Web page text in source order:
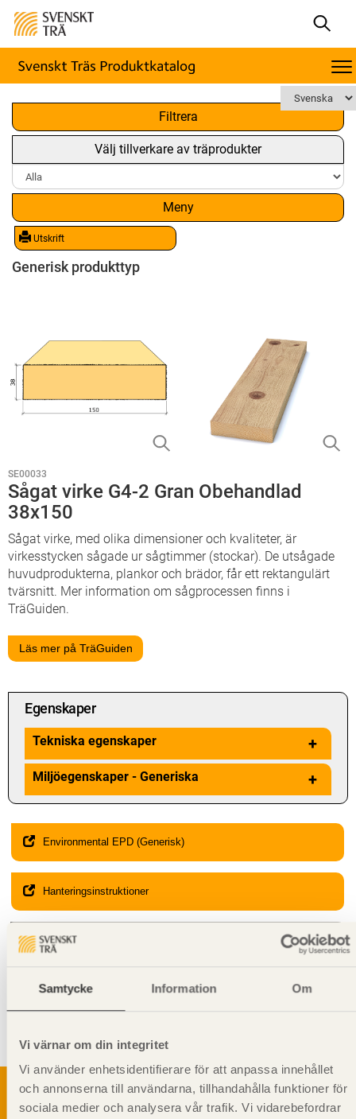
Samtycke Information Om
Vi värnar om din integritet
Vi använder enhetsidentifierare för att anpassa innehållet
och annonserna till användarna, tillhandahålla funktioner för
sociala medier och analysera vår trafik. Vi vidarebefordrar
Filtrera
Välj tillverkare av träprodukter
Meny
Utskrift
x
Generisk produkttyp
SE00033
Sågat virke G4-2 Gran Obehandlad
38x150
Sågat virke, med olika dimensioner och kvaliteter, är
virkesstycken sågade ur sågtimmer (stockar). De utsågade
huvudprodukterna, plankor och brädor, får ett rektangulärt
tvärsnitt. Mer information om sågprocessen finns i
TräGuiden.
Läs mer på TräGuiden
Egenskaper
Tekniska egenskaper +
Miljöegenskaper - Generiska +
Environmental EPD (Generisk)
Hanteringsinstruktioner
Giltighet
Fårinteanvändas ibärandekonstruktion.